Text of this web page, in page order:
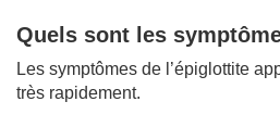
Quels sont les
Les symptômes de l’épiglottite
très rapidement.